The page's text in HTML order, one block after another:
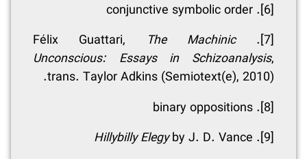
[6]
. conjunctive symbolic order
[7]
. Félix Guattari,
The Machinic
Unconscious: Essays in Schizoanalysis,
trans. Taylor Adkins (Semiotext(e), 2010).
[8]
. binary oppositions
[9]
.
Hillybilly Elegyby J. D. Vance